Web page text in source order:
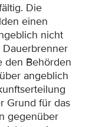
Die
einen
nicht
Dauerbrenner
den Behörden
angeblich
Grund für das
gegenüber